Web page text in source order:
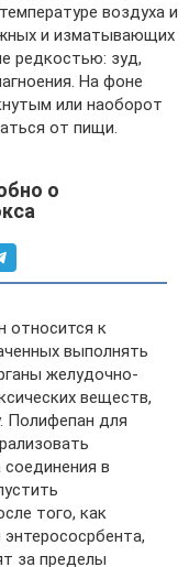
воздуха и
и изматывающих
редкостью: зуд,
На фоне
или наоборот
от пищи.
о
относится к
выполнять
желудочно-
веществ,
Полифепан для
в
того, как
за пределы